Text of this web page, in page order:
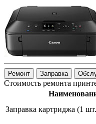
Ремонт Заправка
Стоимость ремонта
Заправка картриджа (1